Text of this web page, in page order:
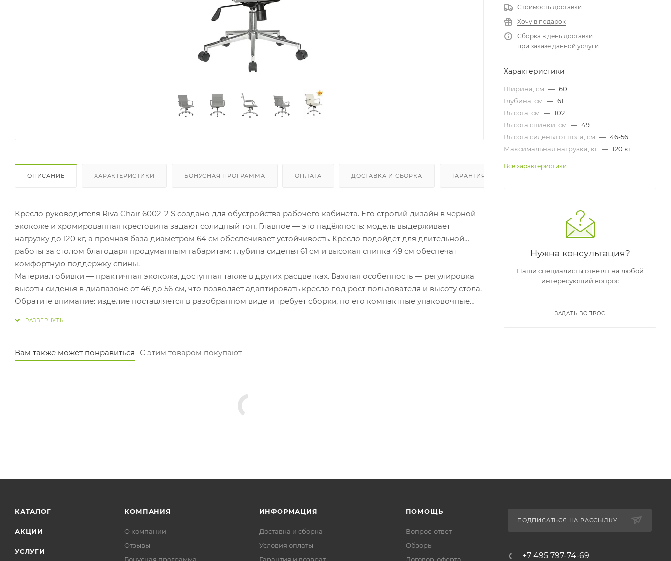
ОПИСАНИЕ ХАРАКТЕРИСТИКИ БОНУСНАЯ ПРОГРАММА ОПЛАТА ДОСТАВКА И СБОРКА ГАРАНТИЯ И ВОЗВРАТ
Кресло руководителя Riva Chair 6002-2 S создано для обустройства рабочего кабинета. Его строгий дизайн в чёрной
экокоже и хромированная крестовина задают солидный тон. Главное — это надёжность: модель выдерживает
нагрузку до 120 кг, а прочная база диаметром 64 см обеспечивает устойчивость. Кресло подойдёт для длительной
работы за столом благодаря продуманным габаритам: глубина сиденья 61 см и высокая спинка 49 см обеспечат
комфортную поддержку спины.
Материал обивки — практичная экокожа, доступная также в других расцветках. Важная особенность — регулировка
высоты сиденья в диапазоне от 46 до 56 см, что позволяет адаптировать кресло под рост пользователя и высоту стола.
Обратите внимание: изделие поставляется в разобранном виде и требует сборки, но его компактные упаковочные
Вам также может понравиться С этим товаром покупают
Стоимость доставки
Хочу в подарок
Сборка в день доставки
при заказе данной услуги
Характеристики
Ширина, см — 60
Глубина, см — 61
Высота, см — 102
Высота спинки, см — 49
Высота сиденья от пола, см — 46-56
Максимальная нагрузка, кг — 120 кг
Все характеристики
Нужна консультация?
Наши специалисты ответят на любой
интересующий вопрос
ЗАДАТЬ ВОПРОС
КАТАЛОГ
АКЦИИ
УСЛУГИ
КОМПАНИЯ
О компании
Отзывы
Бонусная программа
ИНФОРМАЦИЯ
Доставка и сборка
Условия оплаты
Гарантия и возврат
ПОМОЩЬ
Вопрос-ответ
Обзоры
Договор-оферта
ПОДПИСАТЬСЯ НА РАССЫЛКУ
+7 495 797-74-69